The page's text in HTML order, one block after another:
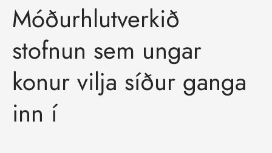
Móðurhlutverkið
stofnun sem ungar
konur vilja síður ganga
inn í